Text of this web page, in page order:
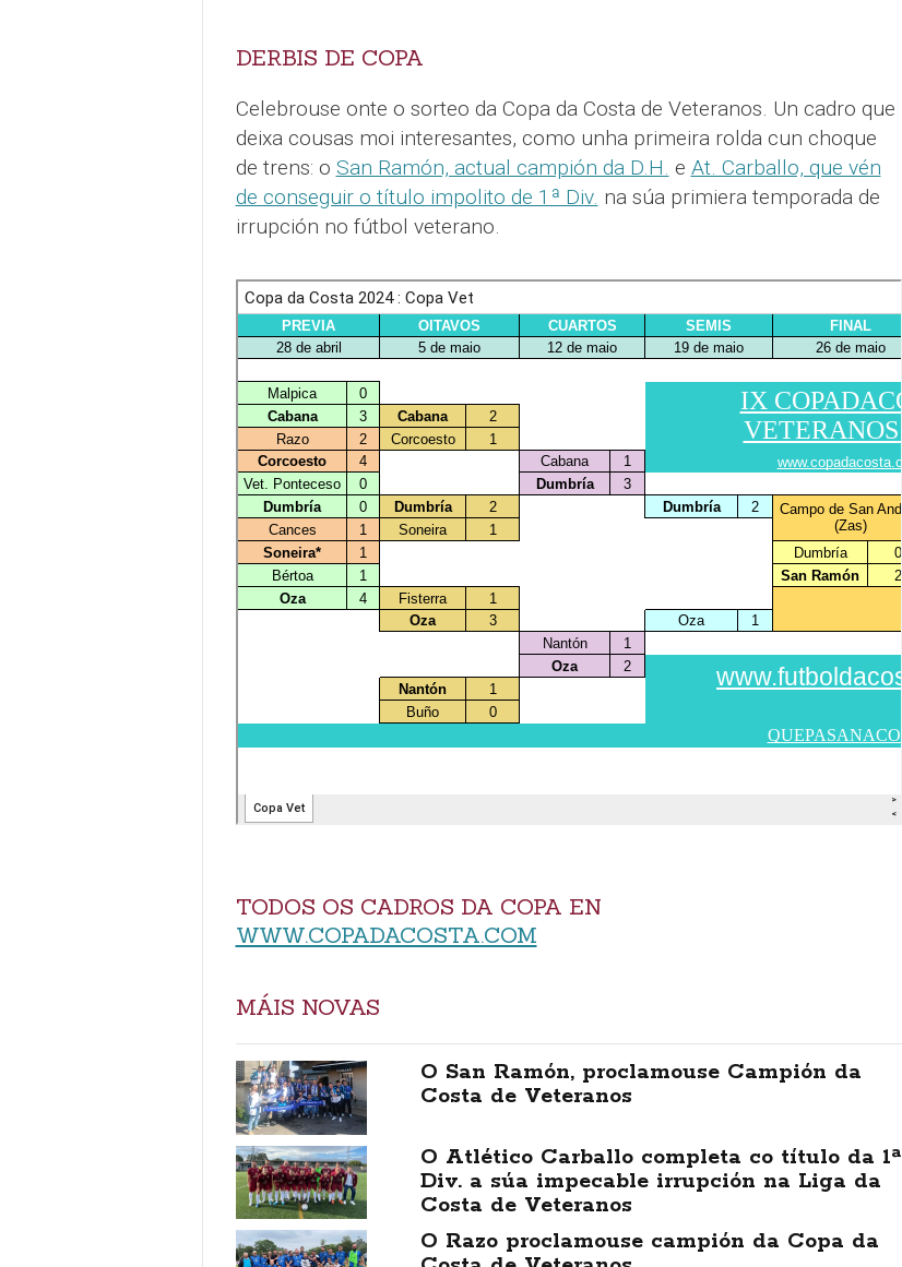
DERBIS DE COPA
Celebrouse onte o sorteo da Copa da Costa de Veteranos. Un cadro que
deixa cousas moi interesantes, como unha primeira rolda cun choque
de trens: o San Ramón, actual campión da D.H. e At. Carballo, que vén
de conseguir o título impolito de 1ª Div. na súa primiera temporada de
irrupción no fútbol veterano.
TODOS OS CADROS DA COPA EN
WWW.COPADACOSTA.COM
MÁIS NOVAS
O San Ramón, proclamouse Campión da
Costa de Veteranos
O Atlético Carballo completa co título da 1ª
Div. a súa impecable irrupción na Liga da
Costa de Veteranos
O Razo proclamouse campión da Copa da